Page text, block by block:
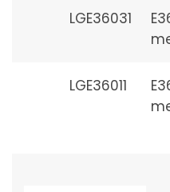
LGE36031
LGE36011